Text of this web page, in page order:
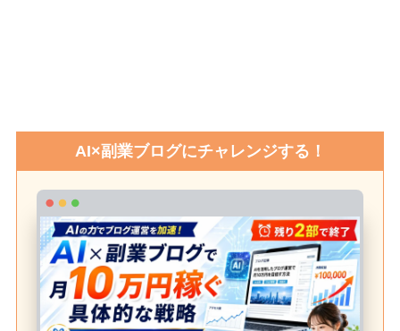
AI×副業ブログにチャレンジする！